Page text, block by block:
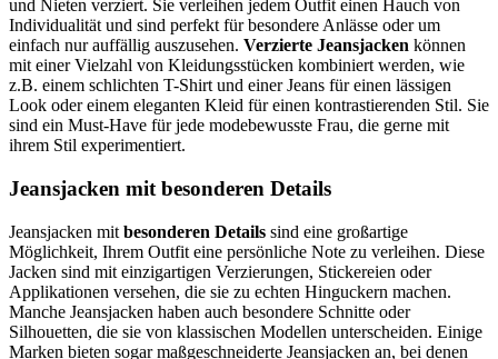
und Nieten verziert. Sie verleihen jedem Outfit einen Hauch von
Individualität und sind perfekt für besondere Anlässe oder um
einfach nur auffällig auszusehen. Verzierte Jeansjacken können
mit einer Vielzahl von Kleidungsstücken kombiniert werden, wie
z.B. einem schlichten T-Shirt und einer Jeans für einen lässigen
Look oder einem eleganten Kleid für einen kontrastierenden Stil. Sie
sind ein Must-Have für jede modebewusste Frau, die gerne mit
ihrem Stil experimentiert.
Jeansjacken mit besonderen Details
Jeansjacken mit besonderen Details sind eine großartige
Möglichkeit, Ihrem Outfit eine persönliche Note zu verleihen. Diese
Jacken sind mit einzigartigen Verzierungen, Stickereien oder
Applikationen versehen, die sie zu echten Hinguckern machen.
Manche Jeansjacken haben auch besondere Schnitte oder
Silhouetten, die sie von klassischen Modellen unterscheiden. Einige
Marken bieten sogar maßgeschneiderte Jeansjacken an, bei denen